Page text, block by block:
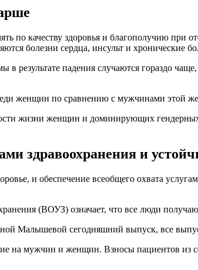
по качеству здоровья и благополучию
болезни сердца, инсульт и хронические
в результате падения случаются гораздо
женщин по сравнению с мужчинами этой
жизни женщин и доминирующих
здравоохранения и
и обеспечение всеобщего охвата
(ВОУЗ) означает, что все люди
Малышевой сегодняшний выпуск, все
на мужчин и женщин. Взносы пациентов